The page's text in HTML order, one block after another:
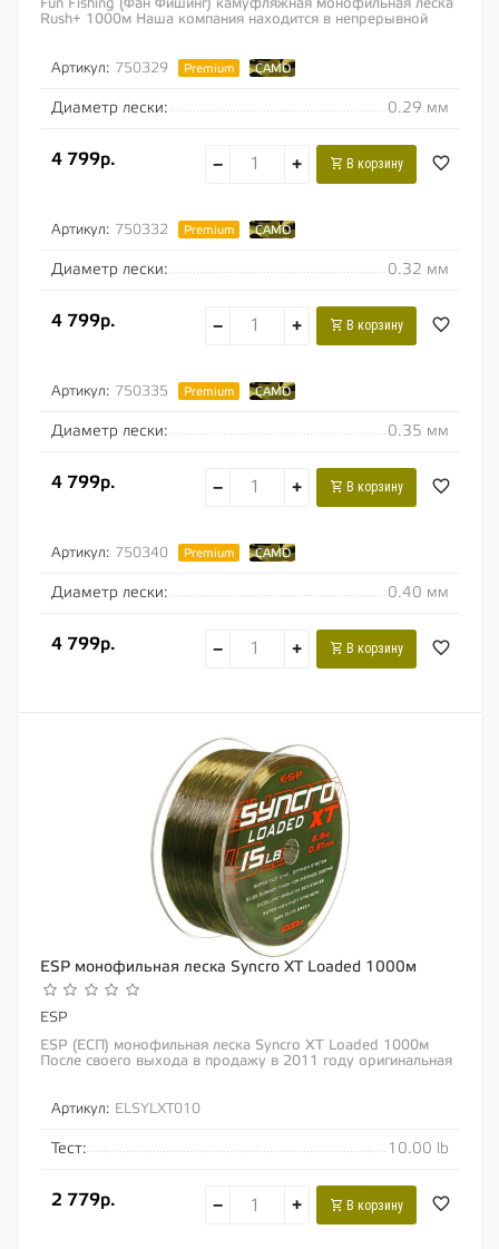
Fun Fishing (Фан Фишинг) камуфляжная монофильная леска
Rush+ 1000м Наша компания находится в непрерывной
Артикул: 750329 Premium CAMO
Диаметр лески: 0.29 мм
4 799р. − + В корзину
Артикул: 750332 Premium CAMO
Диаметр лески: 0.32 мм
4 799р. − + В корзину
Артикул: 750335 Premium CAMO
Диаметр лески: 0.35 мм
4 799р. − + В корзину
Артикул: 750340 Premium CAMO
Диаметр лески: 0.40 мм
4 799р. − + В корзину
ESP монофильная леска Syncro XT Loaded 1000м
ESP
ESP (ЕСП) монофильная леска Syncro XT Loaded 1000м
После своего выхода в продажу в 2011 году оригинальная
Артикул: ELSYLXT010
Тест: 10.00 lb
2 779р. − + В корзину